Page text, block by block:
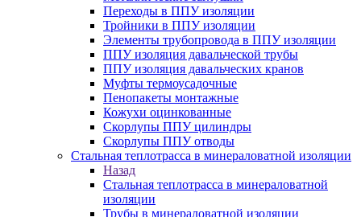
Переходы в ППУ изоляции
Тройники в ППУ изоляции
Элементы трубопровода в ППУ изоляции
ППУ изоляция давальческой трубы
ППУ изоляция давальческих кранов
Муфты термоусадочные
Пенопакеты монтажные
Кожухи оцинкованные
Скорлупы ППУ цилиндры
Скорлупы ППУ отводы
Стальная теплотрасса в минераловатной изоляции
Назад
Стальная теплотрасса в минераловатной
изоляции
Трубы в минераловатной изоляции